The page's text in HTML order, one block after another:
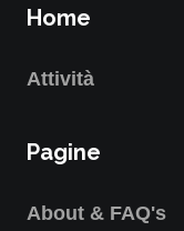
Home
Attività
Pagine
About & FAQ's